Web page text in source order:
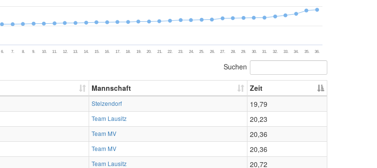
6. 7. 8. 9. 10. 11. 12. 13. 14. 15. 16. 17. 18. 19. 20. 21. 22. 23. 24. 25. 26. 27. 28. 29. 30. 31. 32. 33. 34. 35. 36.
Suchen
Mannschaft
Zeit
Stelzendorf
19,79
Team Lausitz
20,23
Team MV
20,36
Team MV
20,36
Team Lausitz
20,72